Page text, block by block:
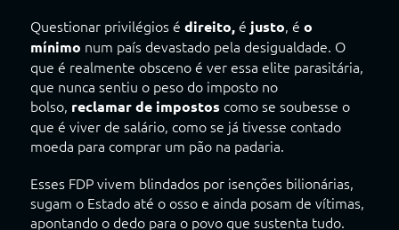
Questionar privilégios é direito,é justo, é o
mínimo num país devastado pela desigualdade. O
que é realmente obsceno é ver essa elite parasitária,
que nunca sentiu o peso do imposto no
bolso, reclamar de impostos como se soubesse o
que é viver de salário, como se já tivesse contado
moeda para comprar um pão na padaria.
Esses FDP vivem blindados por isenções bilionárias,
sugam o Estado até o osso e ainda posam de vítimas,
apontando o dedo para o povo que sustenta tudo.